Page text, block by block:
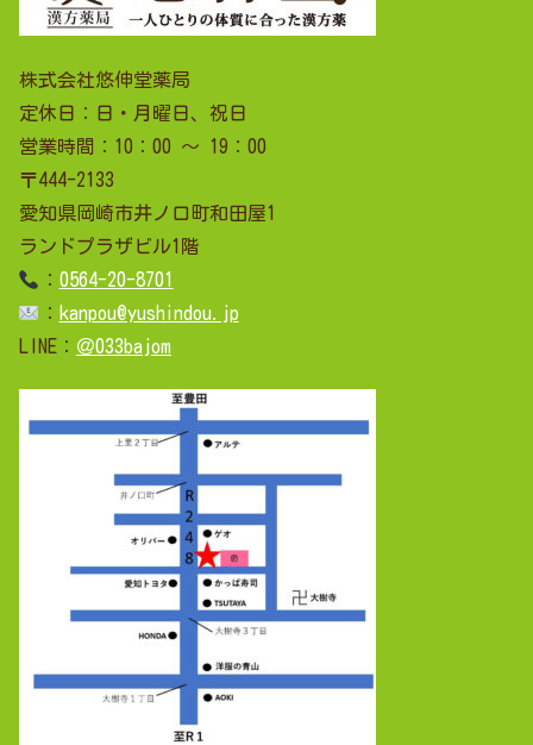
株式会社悠伸堂薬局
定休日：日・月曜日、祝日
営業時間：10：00 ～ 19：00
〒444-2133
愛知県岡崎市井ノ口町和田屋1
ランドプラザビル1階
： 0564-20-8701
： kanpou@yushindou.jp
LINE： ＠033bajom